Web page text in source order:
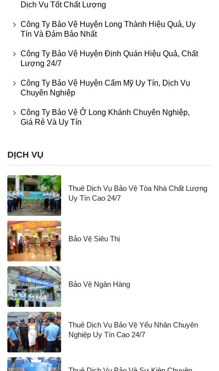
Dịch Vụ Tốt Chất Lượng
Công Ty Bảo Vệ Huyện Long Thành Hiệu Quả, Uy
Tín Và Đảm Bảo Nhất
Công Ty Bảo Vệ Huyện Định Quán Hiệu Quả, Chất
Lượng 24/7
Công Ty Bảo Vệ Huyện Cẩm Mỹ Uy Tín, Dịch Vụ
Chuyên Nghiệp
Công Ty Bảo Vệ Ở Long Khánh Chuyên Nghiệp,
Giá Rẻ Và Uy Tín
DỊCH VỤ
Thuê Dịch Vụ Bảo Vệ Tòa Nhà Chất Lượng
Uy Tín Cao 24/7
Bảo Vệ Siêu Thị
Bảo Vệ Ngân Hàng
Thuê Dịch Vụ Bảo Vệ Yếu Nhân Chuyên
Nghiệp Uy Tín Cao 24/7